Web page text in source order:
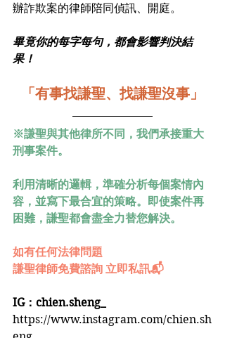
辦詐欺案的律師陪同偵訊、開庭。
畢竟你的每字每句，都會影響判決結
果！
「有事找謙聖、找謙聖沒事」
※謙聖與其他律所不同，我們承接重大
刑事案件。
利用清晰的邏輯，準確分析每個案情內
容，並寫下最合宜的策略。即使案件再
困難，謙聖都會盡全力替您解決。
如有任何法律問題
謙聖律師免費諮詢 立即私訊📬
IG：chien.sheng_
https://www.instagram.com/chien.sh